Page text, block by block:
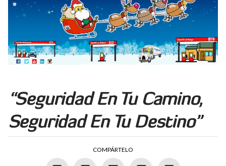
“Seguridad En Tu Camino,
Seguridad En Tu Destino”
COMPÁRTELO